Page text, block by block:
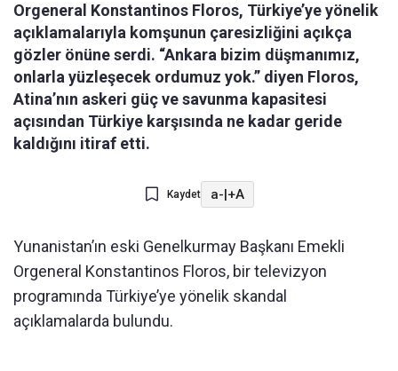
Orgeneral Konstantinos Floros, Türkiye’ye yönelik
açıklamalarıyla komşunun çaresizliğini açıkça
gözler önüne serdi. “Ankara bizim düşmanımız,
onlarla yüzleşecek ordumuz yok.” diyen Floros,
Atina’nın askeri güç ve savunma kapasitesi
açısından Türkiye karşısında ne kadar geride
kaldığını itiraf etti.
Kaydet a-|+A
Yunanistan’ın eski Genelkurmay Başkanı Emekli
Orgeneral Konstantinos Floros, bir televizyon
programında Türkiye’ye yönelik skandal
açıklamalarda bulundu.